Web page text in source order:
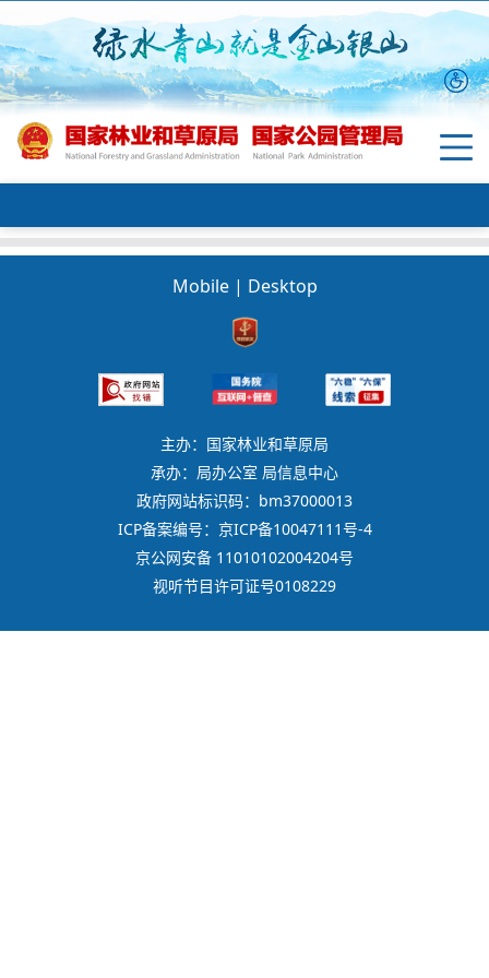
Mobile | Desktop
主办：国家林业和草原局
承办：局办公室 局信息中心
政府网站标识码：bm37000013
ICP备案编号：京ICP备10047111号-4
京公网安备 11010102004204号
视听节目许可证号0108229